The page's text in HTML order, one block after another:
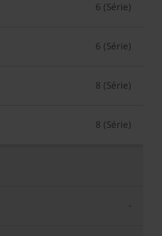
6 (Série)
6 (Série)
8 (Série)
8 (Série)